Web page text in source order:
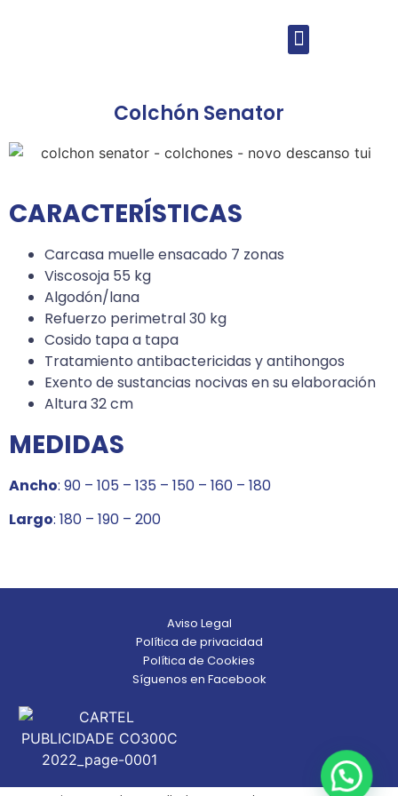
Colchón Senator
CARACTERÍSTICAS
Carcasa muelle ensacado 7 zonas
Viscosoja 55 kg
Algodón/lana
Refuerzo perimetral 30 kg
Cosido tapa a tapa
Tratamiento antibactericidas y antihongos
Exento de sustancias nocivas en su elaboración
Altura 32 cm
MEDIDAS
Ancho: 90 – 105 – 135 – 150 – 160 – 180
Largo: 180 – 190 – 200
Aviso Legal
Política de privacidad
Política de Cookies
Síguenos en Facebook